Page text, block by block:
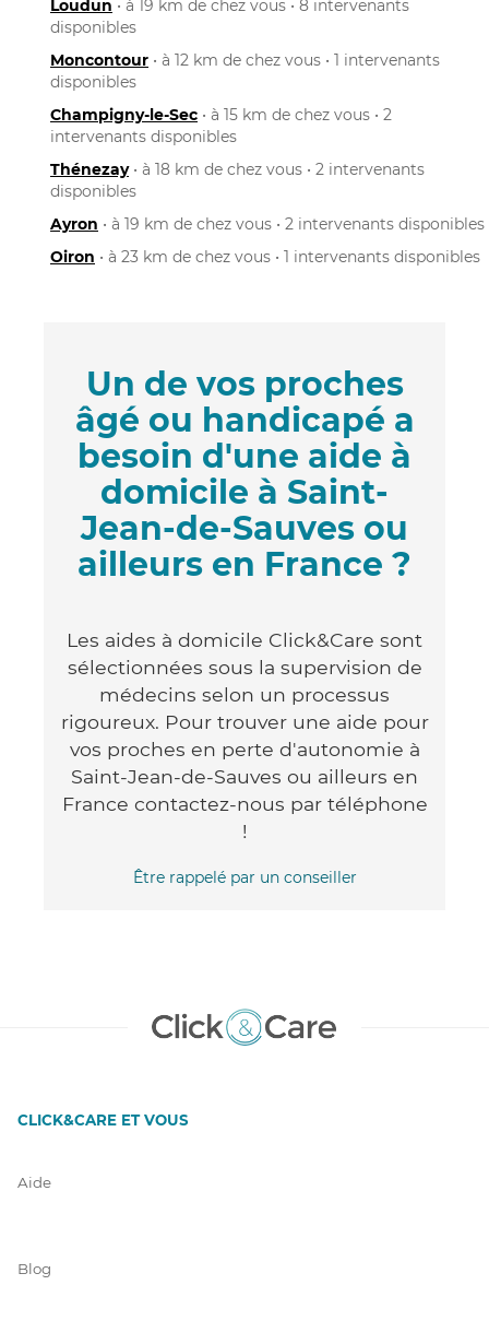
Loudun • à 19 km de chez vous • 8 intervenants
disponibles
Moncontour • à 12 km de chez vous • 1 intervenants
disponibles
Champigny-le-Sec • à 15 km de chez vous • 2
intervenants disponibles
Thénezay• à 18 km de chez vous • 2 intervenants
disponibles
Ayron • à 19 km de chez vous • 2 intervenants disponibles
Oiron • à 23 km de chez vous • 1 intervenants disponibles
Un de vos proches
âgé ou handicapé a
besoin d'une aide à
domicile à Saint-
Jean-de-Sauves ou
ailleurs en France ?
Les aides à domicile Click&Care sont
sélectionnées sous la supervision de
médecins selon un processus
rigoureux. Pour trouver une aide pour
vos proches en perte d'autonomie à
Saint-Jean-de-Sauves ou ailleurs en
France contactez-nous par téléphone
!
Être rappelé par un conseiller
CLICK&CARE ET VOUS
Aide
Blog